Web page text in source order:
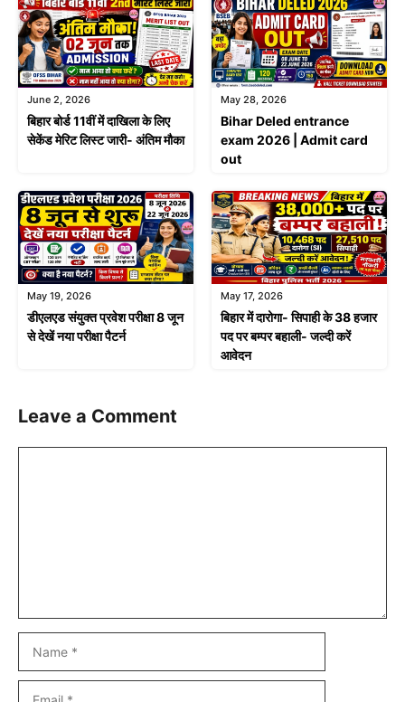
June 2, 2026
बिहार बोर्ड 11वीं में दाखिला के लिए
सेकेंड मेरिट लिस्ट जारी- अंतिम मौका
May 28, 2026
Bihar Deled entrance
exam 2026 | Admit card
out
May 19, 2026
डीएलएड संयुक्त प्रवेश परीक्षा 8 जून
से देखें नया परीक्षा पैटर्न
May 17, 2026
बिहार में दारोगा- सिपाही के 38 हजार
पद पर बम्पर बहाली- जल्दी करें
आवेदन
Leave a Comment